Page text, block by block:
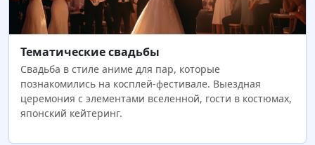
Тематические свадьбы
Свадьба в стиле аниме для пар, которые
познакомились на косплей-фестивале. Выездная
церемония с элементами вселенной, гости в костюмах,
японский кейтеринг.